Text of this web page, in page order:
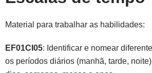
Material para trabalhar as habilidades:
EF01CI05: Identificar e nomear
os períodos diários (manhã, tarde,